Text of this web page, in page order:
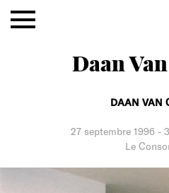
Aller
au
Daan
DAAN VAN
27 septembre 1996-
Le